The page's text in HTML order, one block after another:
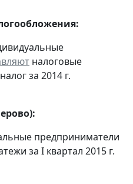
налоговые
налог за 2014 г.
предприниматели
за I квартал 2015 г.